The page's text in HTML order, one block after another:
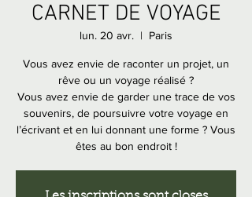
CARNET DE VOYAGE
lun. 20 avr.
  |
Paris
Vous avez envie de raconter un projet, un
rêve ou un voyage réalisé ?
Vous avez envie de garder une trace de vos
souvenirs, de poursuivre votre voyage en
l’écrivant et en lui donnant une forme ? Vous
êtes au bon endroit !